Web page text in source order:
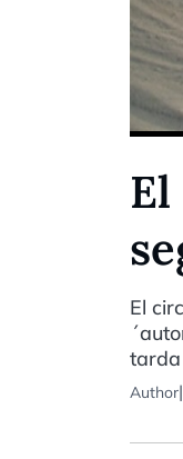
El
tarda
Author|